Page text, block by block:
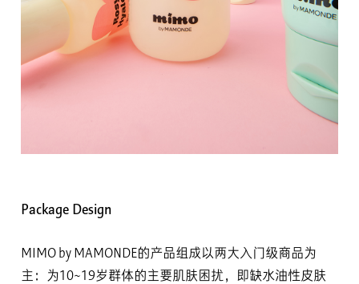
Package Design
MIMO by MAMONDE的产品组成以两大入门级商品为
主：为10~19岁群体的主要肌肤困扰，即缺水油性皮肤